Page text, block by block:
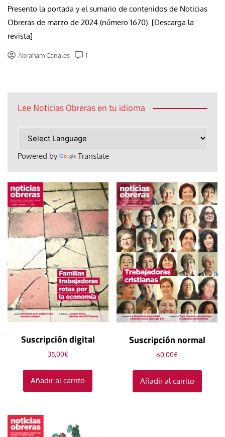
Presento la portada y el sumario de contenidos de Noticias
Obreras de marzo de 2024 (número 1670). [Descarga la
revista]
Abraham Canales 1
Lee Noticias Obreras en tu idioma
Powered by Translate
Suscripción digital
35,00€
Añadir al carrito
Suscripción normal
60,00€
Añadir al carrito